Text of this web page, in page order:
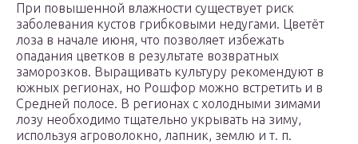
При повышенной влажности существует риск
заболевания кустов грибковыми недугами. Цветёт
лоза в начале июня, что позволяет избежать
опадания цветков в результате возвратных
заморозков. Выращивать культуру рекомендуют в
южных регионах, но Рошфор можно встретить и в
Средней полосе. В регионах с холодными зимами
лозу необходимо тщательно укрывать на зиму,
используя агроволокно, лапник, землю и т. п.